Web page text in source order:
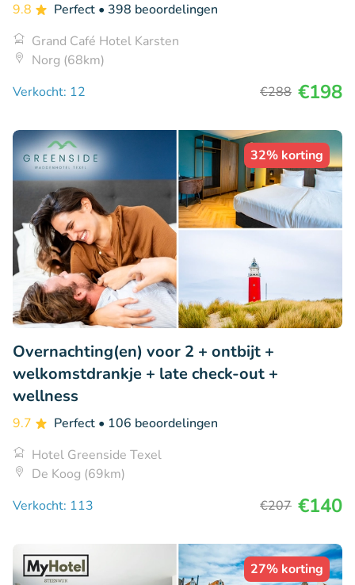
9.8 Perfect • 398 beoordelingen
Grand Café Hotel Karsten
Norg (68km)
Verkocht: 12
€288 €198
32% korting
Overnachting(en) voor 2 + ontbijt +
welkomstdrankje + late check-out +
wellness
9.7 Perfect • 106 beoordelingen
Hotel Greenside Texel
De Koog (69km)
Verkocht: 113
€207 €140
27% korting